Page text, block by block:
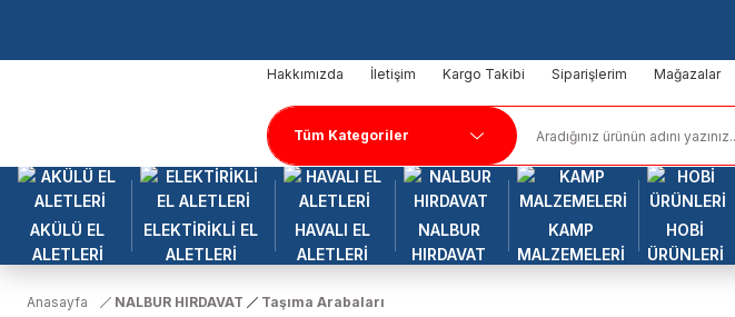
Hakkımızda İletişim Kargo Takibi Siparişlerim Mağazalar
AKÜLÜ EL
ALETLERİ
ELEKTİRİKLİ EL
ALETLERİ
HAVALI EL
ALETLERİ
NALBUR
HIRDAVAT
KAMP
MALZEMELERİ
HOBİ
ÜRÜNLERİ
Anasayfa NALBUR HIRDAVAT Taşıma Arabaları